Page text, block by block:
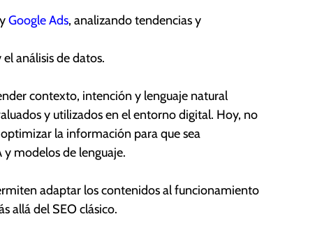
Google Ads, analizando tendencias y
análisis de datos.
contexto, intención y lenguaje natural
y utilizados en el entorno digital. Hoy, no
la información para que sea
modelos de lenguaje.
adaptar los contenidos al funcionamiento
allá del SEO clásico.